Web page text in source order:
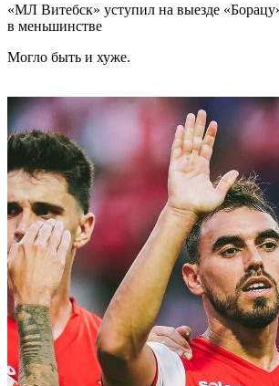
«МЛ Витебск» уступил на выезде
в меньшинстве
Могло быть и хуже.